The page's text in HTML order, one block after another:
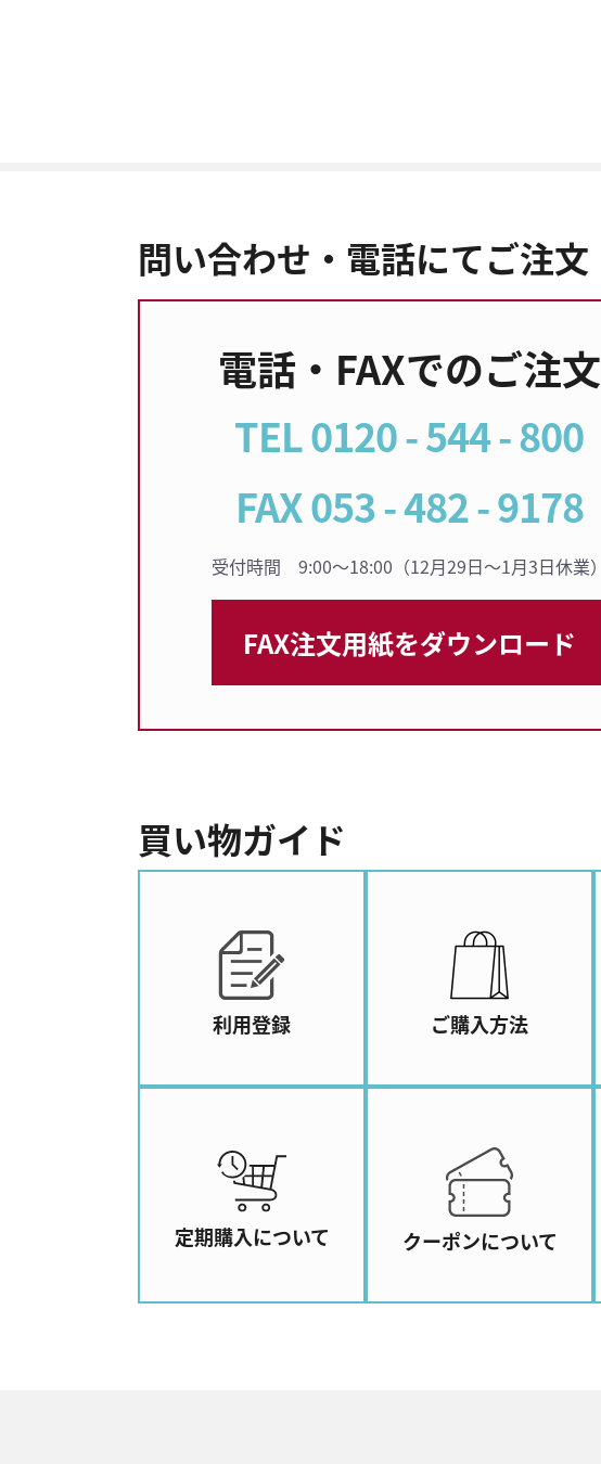
問い合わせ・電話にてご注文
電話・FAXでのご注文
TEL 0120 - 544 - 800
FAX 053 - 482 - 9178
受付時間 9:00〜18:00（12月29日〜1月3日休業）
FAX注文用紙をダウンロード
買い物ガイド
利用登録 ご購入方法
定期購入について クーポンについて